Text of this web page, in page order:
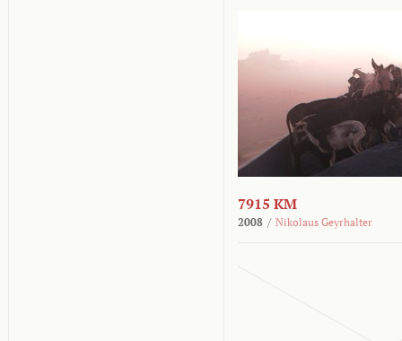
7915 KM
2008 / Nikolaus Geyrhalter